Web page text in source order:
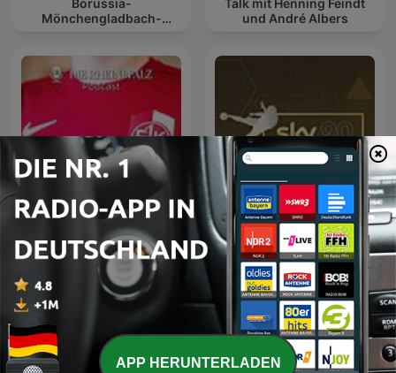
Borussia-
Mönchengladbach-
Talk mit Henning Feindt
und André Albers
Lautre - Der FCK-Podcast
Sky90 – die
Fußballdebatte | Sky Sport
Podcast
APP HERUNTERLADEN